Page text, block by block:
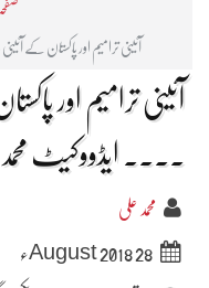
آئینی ترامیم اور پاکستان کے
آئینی ترامیم اور
۔۔۔۔ ایڈووکیٹ
محمد علی
28 August 2018ء